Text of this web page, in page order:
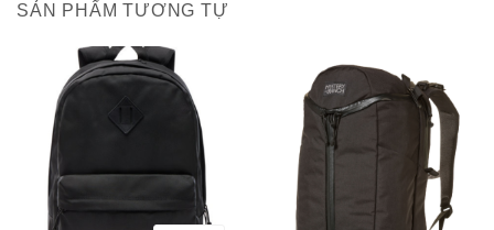
SẢN PHẨM TƯƠNG TỰ